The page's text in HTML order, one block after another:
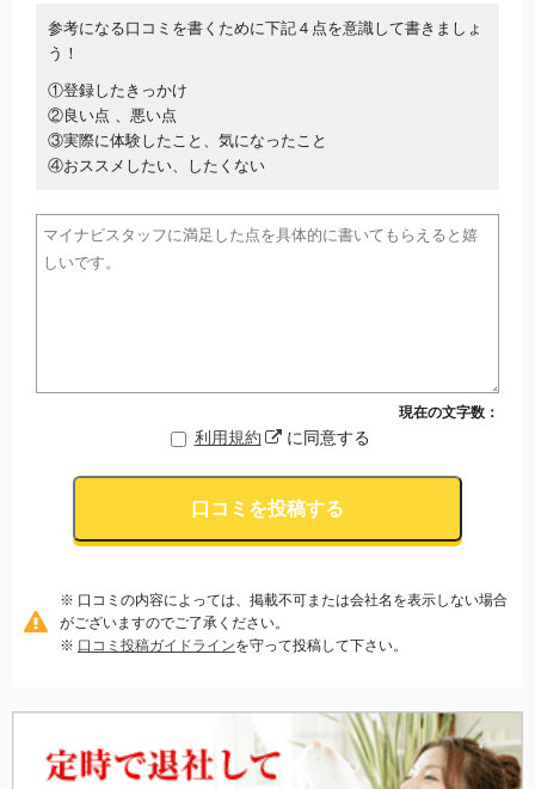
参考になる口コミを書くために下記４点を意識して書きましょ
う！
①登録したきっかけ
②良い点 、悪い点
③実際に体験したこと、気になったこと
④おススメしたい、したくない
現在の文字数：
利用規約 に同意する
口コミを投稿する
※ 口コミの内容によっては、掲載不可または会社名を表示しない場合
がございますのでご了承ください。
※ 口コミ投稿ガイドラインを守って投稿して下さい。